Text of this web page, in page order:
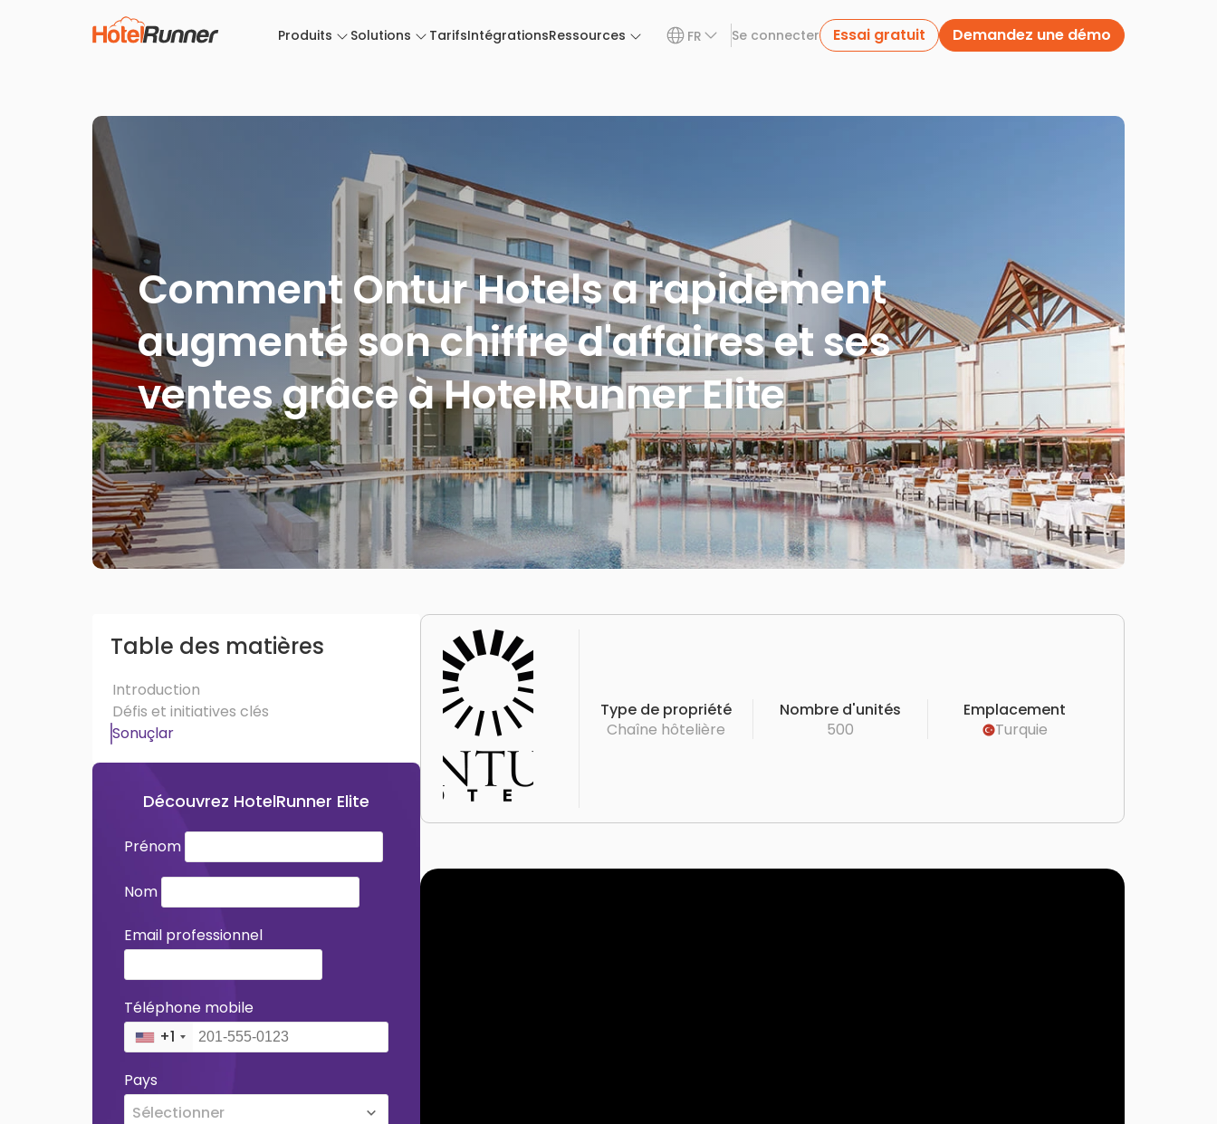
Produits Solutions TarifsIntégrationsRessources FR Se connecter Essai gratuit Demandez une démo
Comment Ontur Hotels a rapidement
augmenté son chiffre d'affaires et ses
ventes grâce à HotelRunner Elite
Table des matières
Introduction
Défis et initiatives clés
Sonuçlar
Découvrez HotelRunner Elite
Prénom
Nom
Email professionnel
Téléphone mobile
+1
Pays
Sélectionner
Type de propriété
Chaîne hôtelière
Nombre d'unités
500
Emplacement
Turquie